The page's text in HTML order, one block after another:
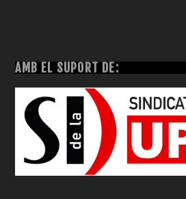
AMB EL SUPORT DE: